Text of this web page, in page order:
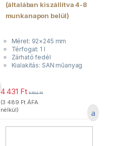
(általában kiszállítva 4-8
munkanapon belül)
Méret: 92×245 mm
Térfogat: 1 l
Zárható fedél
Kialakítás: SAN műanyag
4 431 Ft 6 602Ft
(3 489 Ft ÁFA
nélkül)